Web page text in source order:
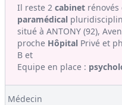
Il reste 2 cabinet
paramédical
situé à ANTONY (92),
proche Hôpital Privé et
B et
Equipe en place :
Médecin